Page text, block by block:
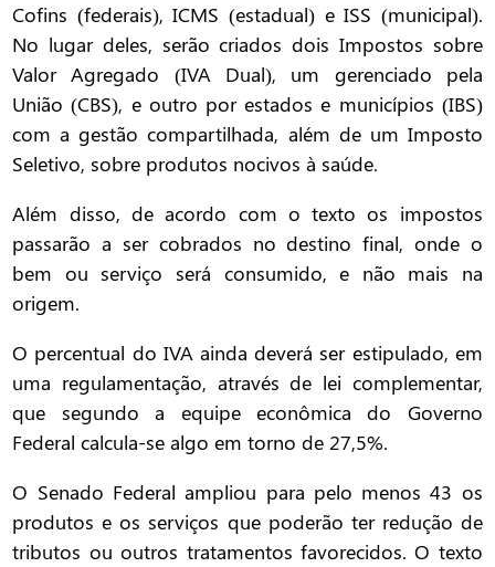
Cofins (federais), ICMS (estadual) e ISS (municipal).
No lugar deles, serão criados dois Impostos sobre
Valor Agregado (IVA Dual), um gerenciado pela
União (CBS), e outro por estados e municípios (IBS)
com a gestão compartilhada, além de um Imposto
Seletivo, sobre produtos nocivos à saúde.
Além disso, de acordo com o texto os impostos
passarão a ser cobrados no destino final, onde o
bem ou serviço será consumido, e não mais na
origem.
O percentual do IVA ainda deverá ser estipulado, em
uma regulamentação, através de lei complementar,
que segundo a equipe econômica do Governo
Federal calcula-se algo em torno de 27,5%.
O Senado Federal ampliou para pelo menos 43 os
produtos e os serviços que poderão ter redução de
tributos ou outros tratamentos favorecidos. O texto